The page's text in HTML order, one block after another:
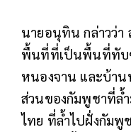
นายอนุทิน กล่าวว่า
พื้นที่ที่เป็นพื้นที่ทับ
หนองจาน และบ้าน
ส่วนของกัมพูชาที่ล้
ไทย ที่ล้ำไปฝั่งกัมพู